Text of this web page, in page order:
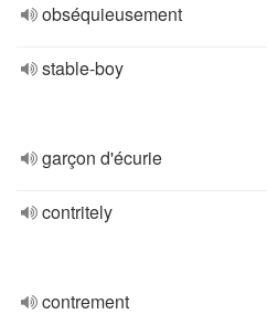
obséquieusement
stable-boy
garçon d'écurie
contritely
contrement